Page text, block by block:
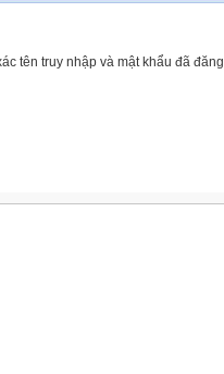
tên truy nhập và mật khẩu đã đăng